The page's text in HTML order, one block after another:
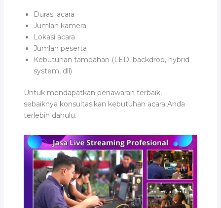
Durasi acara
Jumlah kamera
Lokasi acara
Jumlah peserta
Kebutuhan tambahan (LED, backdrop, hybrid
system, dll)
Untuk mendapatkan penawaran terbaik,
sebaiknya konsultasikan kebutuhan acara Anda
terlebih dahulu.